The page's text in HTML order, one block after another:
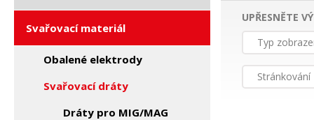
Svařovací materiál
Obalené elektrody
Svařovací dráty
Dráty pro MIG/MAG
UPŘESNĚTE
Typ
Stránkování